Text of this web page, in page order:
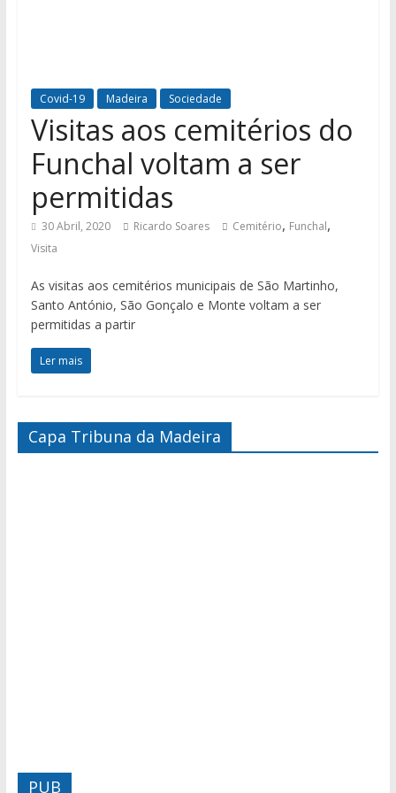
Covid-19 Madeira Sociedade
Visitas aos cemitérios do
Funchal voltam a ser
permitidas
30 Abril, 2020 Ricardo Soares Cemitério, Funchal,
Visita
As visitas aos cemitérios municipais de São Martinho,
Santo António, São Gonçalo e Monte voltam a ser
permitidas a partir
Ler mais
Capa Tribuna da Madeira
PUB